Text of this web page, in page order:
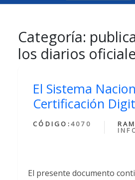
Categoría:
los diarios
El Sistema
Certificación
CÓDIGO:4070
El presente documento